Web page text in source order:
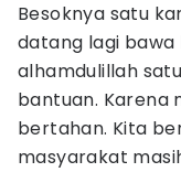
Besoknya satu
datang lagi bawa
alhamdulillah
bantuan. Karena
bertahan. Kita
masyarakat